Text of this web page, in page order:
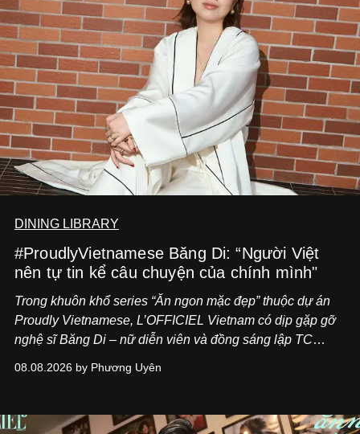
DINING LIBRARY
#ProudlyVietnamese Băng Di: “Người Việt
nên tự tin kể câu chuyện của chính mình"
Trong khuôn khổ series “Ăn ngon mặc đẹp” thuộc dự án
Proudly Vietnamese, L’OFFICIEL Vietnam có dịp gặp gỡ
nghệ sĩ Băng Di – nữ diễn viên và đồng sáng lập TC
Kitchen Bar và SALEM tại TP.HCM.
08.08.2026 by Phương Uyên